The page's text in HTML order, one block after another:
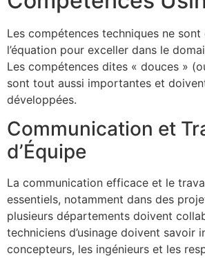
Les compétences techniques ne sont
l’équation pour exceller dans le
Les compétences dites « douces »
sont tout aussi importantes et
développées.
Communication et
d’Équipe
La communication efficace et le
essentiels, notamment dans des
plusieurs départements doivent
techniciens d’usinage doivent savoir
concepteurs, les ingénieurs et les